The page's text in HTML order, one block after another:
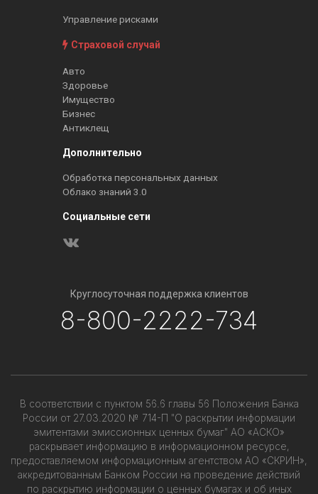
Управление рисками
Страховой случай
Авто
Здоровье
Имущество
Бизнес
Антиклещ
Дополнительно
Обработка персональных данных
Облако знаний 3.0
Социальные сети
Круглосуточная поддержка клиентов
8-800-2222-734
В соответствии с пунктом 56.6 главы 56 Положения Банка
России от 27.03.2020 № 714-П "О раскрытии информации
эмитентами эмиссионных ценных бумаг" АО «АСКО»
раскрывает информацию в информационном ресурсе,
предоставляемом информационным агентством АО «СКРИН»,
аккредитованным Банком России на проведение действий
по раскрытию информации о ценных бумагах и об иных